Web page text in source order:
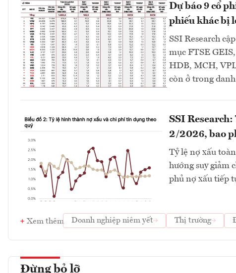
Dự báo 9 cổ
phiếu khác bị
SSI Research
mục FTSE
HDB, MCH,
còn ở trong
SSI
2/2026, bao
Tỷ lệ nợ xấu
hướng suy giảm
phủ nợ xấu tiếp
Xem thêm Doanh nghiệp niêm yết Thị trường
Đừng bỏ lỡ